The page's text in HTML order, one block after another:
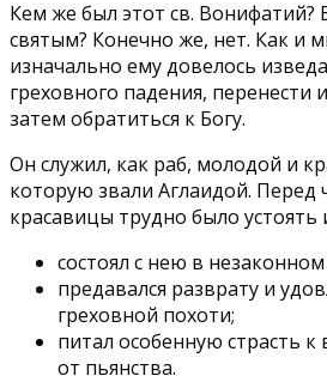
Кем же был этот св. Вонифатий?
святым? Конечно же, нет. Как и
изначально ему довелось
греховного падения, перенести
затем обратиться к Богу.
Он служил, как раб, молодой и
которую звали Аглаидой. Перед
красавицы трудно было устоять
состоял с нею в
предавался разврату и
греховной похоти;
питал особенную страсть к
от пьянства.